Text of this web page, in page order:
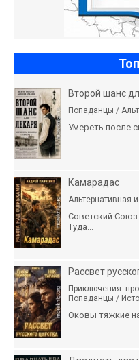
Второй шанс
Попаданцы /
Умереть после
Камарадас
Альтернативная
Советский
Туда...
Рассвет
Приключения:
Попаданцы /
Оковы тяжкие